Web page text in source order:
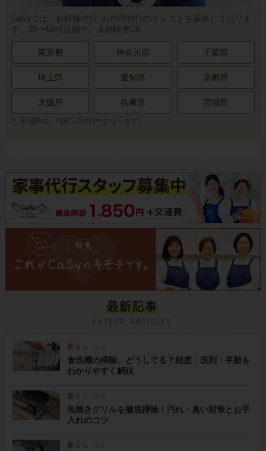
CaSyでは、お掃除代行･お料理代行のキャストを募集しておりま
す。20〜60代活躍中。未経験者OK
東京都 神奈川県 千葉県
埼玉県 愛知県 京都府
大阪府 兵庫県 宮城県
宮城県は、時給1,250円〜となります。
食洗機の掃除、どうしてる？頻度・洗剤・手順を
わかりやすく解説
魚焼きグリルを徹底掃除！汚れ・臭い対策とお手
入れのコツ